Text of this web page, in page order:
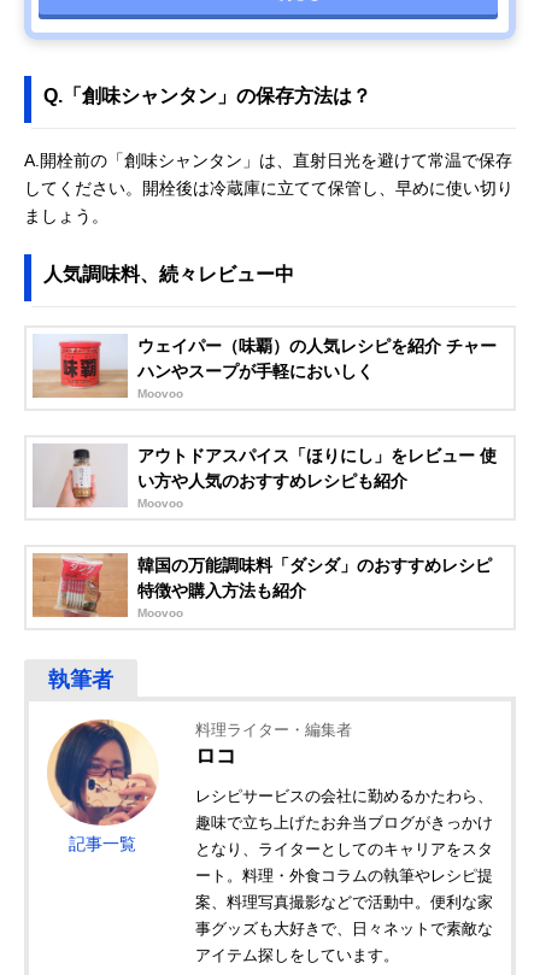
Q.「創味シャンタン」の保存方法は？
A.開栓前の「創味シャンタン」は、直射日光を避けて常温で保存
してください。開栓後は冷蔵庫に立てて保管し、早めに使い切り
ましょう。
人気調味料、続々レビュー中
ウェイパー（味覇）の人気レシピを紹介 チャー
ハンやスープが手軽においしく
Moovoo
アウトドアスパイス「ほりにし」をレビュー 使
い方や人気のおすすめレシピも紹介
Moovoo
韓国の万能調味料「ダシダ」のおすすめレシピ
特徴や購入方法も紹介
Moovoo
記事一覧
料理ライター・編集者
ロコ
レシピサービスの会社に勤めるかたわら、
趣味で立ち上げたお弁当ブログがきっかけ
となり、ライターとしてのキャリアをスタ
ート。料理・外食コラムの執筆やレシピ提
案、料理写真撮影などで活動中。便利な家
事グッズも大好きで、日々ネットで素敵な
アイテム探しをしています。